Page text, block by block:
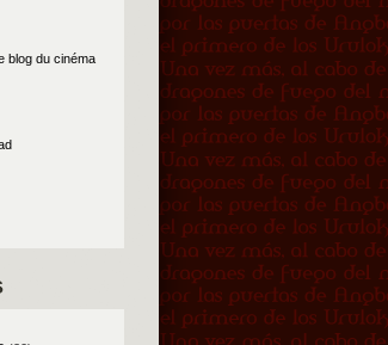
blog du cinéma